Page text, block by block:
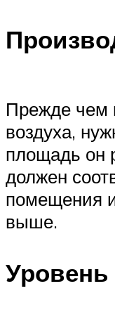
Прежде чем
воздуха,
площадь он
должен
помещения
выше.